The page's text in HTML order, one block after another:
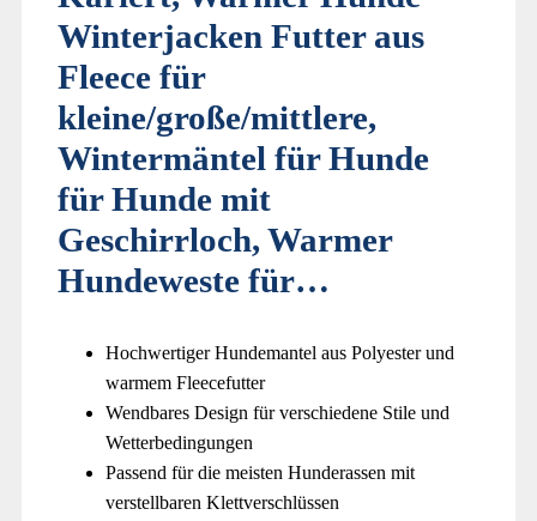
Winterjacken Futter aus
Fleece für
kleine/große/mittlere,
Wintermäntel für Hunde
für Hunde mit
Geschirrloch, Warmer
Hundeweste für…
Hochwertiger Hundemantel aus Polyester und
warmem Fleecefutter
Wendbares Design für verschiedene Stile und
Wetterbedingungen
Passend für die meisten Hunderassen mit
verstellbaren Klettverschlüssen